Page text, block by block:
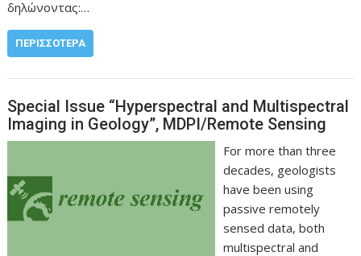
δηλώνοντας:…
ΠΕΡΙΣΣΌΤΕΡΑ
Special Issue “Hyperspectral and Multispectral
Imaging in Geology”, MDPI/Remote Sensing
For more than three
decades, geologists
have been using
passive remotely
sensed data, both
multispectral and